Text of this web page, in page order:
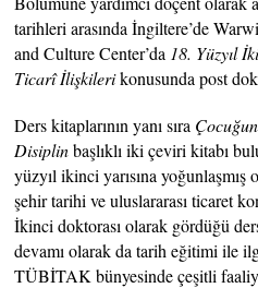
tarihleri arasında İngiltere’de
and Culture Center’da 18. Yüzyıl
Ticarî İlişkilerikonusunda post
Ders kitaplarının yanı sıra
Disiplinbaşlıklı iki çeviri kitabı
yüzyıl ikinci yarısına yoğunlaşmış
şehir tarihi ve uluslararası ticaret
İkinci doktorası olarak gördüğü
devamı olarak da tarih eğitimi ile
TÜBİTAK bünyesinde çeşitli